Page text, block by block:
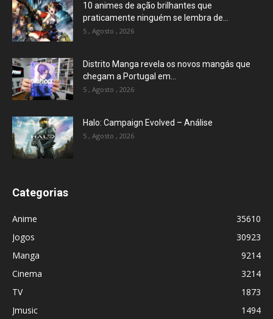
10 animes de ação brilhantes que
praticamente ninguém se lembra de...
5 , Agosto , 2026
Distrito Manga revela os novos mangás que
chegam a Portugal em...
5 , Agosto , 2026
Halo: Campaign Evolved – Análise
5 , Agosto , 2026
Categorias
Anime
35610
Jogos
30923
Manga
9214
Cinema
3214
TV
1873
Jmusic
1494